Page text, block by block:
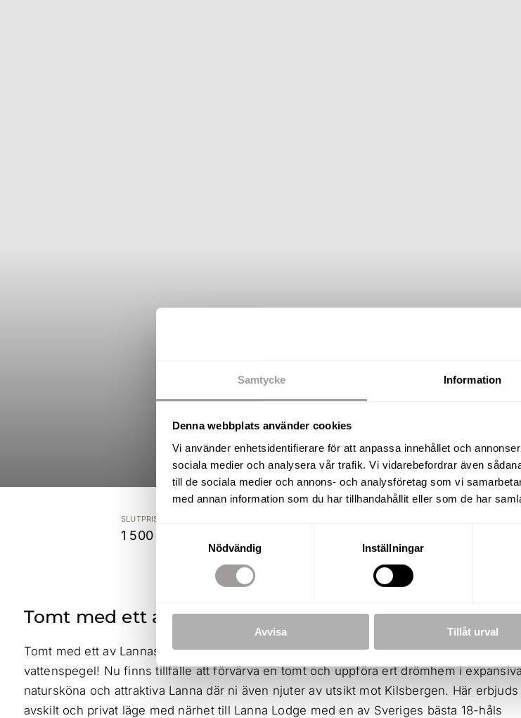
Samtycke Information
Denna webbplats använder cookies
Vi använder enhetsidentifierare för att anpassa innehållet och
sociala medier och analysera vår trafik. Vi vidarebefordrar även
till de sociala medier och annons- och analysföretag som vi
med annan information som du har tillhandahållit eller som de har
Nödvändig
Inställningar
Avvisa Tillåt urval
Inspelsgatan
SLUTPRIS
1 500 000 kr
Tomt med ett av Lannas bästa lägen!
Tomt med ett av Lannas bästa lägen längst ner på återvändsgata mot grönområde och
vattenspegel! Nu finns tillfälle att förvärva en tomt och uppföra ert drömhem i
natursköna och attraktiva Lanna där ni även njuter av utsikt mot Kilsbergen. Här
avskilt och privat läge med närhet till Lanna Lodge med en av Sveriges bästa 18-håls